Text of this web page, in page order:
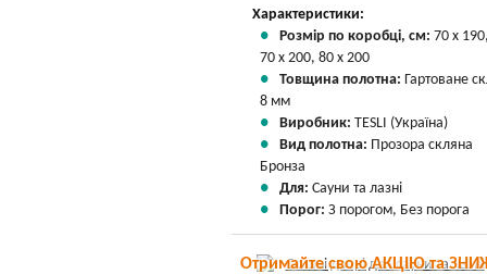
Характеристики:
Розмір по коробці, см: 70 х
70 х 200, 80 х 200
Товщина полотна: Гартоване
8 мм
Виробник: TESLI (Україна)
Вид полотна: Прозора скляна
Бронза
Для: Сауни та лазні
Порог: З порогом, Без порога
Отримайте свою АКЦІЮ та